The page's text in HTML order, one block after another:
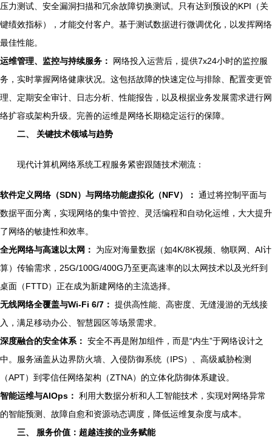
压力测试、安全漏洞扫描和冗余故障切换测试。只有达到预设的KPI（关
键绩效指标），才能交付客户。基于测试数据进行微调优化，以发挥网络
最佳性能。
运维管理、监控与持续服务：
网络投入运营后，提供7x24小时的监控服
务，实时掌握网络健康状况。这包括故障的快速定位与排除、配置变更管
理、定期安全审计、日志分析、性能报告，以及根据业务发展需求进行网
络扩容或架构升级。完善的运维是网络长期稳定运行的保障。
二、 关键技术领域与趋势
现代计算机网络系统工程服务紧密跟随技术潮流：
软件定义网络（SDN）与网络功能虚拟化（NFV）： 通过将控制平面与
数据平面分离，实现网络的集中管控、灵活编程和自动化运维，大大提升
了网络的敏捷性和效率。
全光网络与高速以太网：
为应对海量数据（如4K/8K视频、物联网、AI计
算）传输需求，25G/100G/400G乃至更高速率的以太网技术以及光纤到
桌面（FTTD）正在成为新建网络的主流选择。
无线网络全覆盖与Wi-Fi 6/7： 提供高性能、高密度、无缝漫游的无线接
入，满足移动办公、智慧园区等场景需求。
深度融合的安全体系： 安全不再是附加组件，而是“内生”于网络设计之
中。服务涵盖从边界防火墙、入侵防御系统（IPS）、高级威胁检测
（APT）到零信任网络架构（ZTNA）的立体化防御体系建设。
智能运维与AIOps： 利用大数据分析和人工智能技术，实现对网络异常
的智能预测、故障自愈和资源动态调度，降低运维复杂度与成本。
三、 服务价值：超越连接的业务赋能